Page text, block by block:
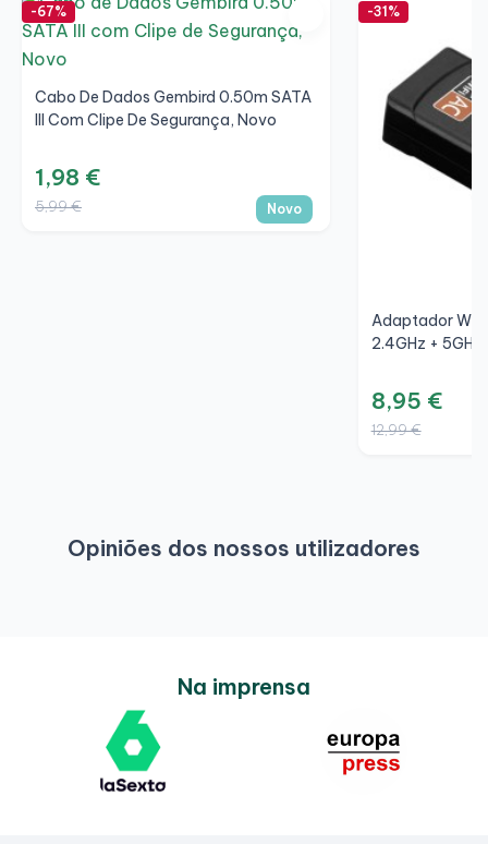
-67%
Cabo De Dados Gembird 0.50m SATA
III Com Clipe De Segurança, Novo
1,98 €
5,99 € Novo
-31%
Adaptador Wi-
2.4GHz + 5GHz
8,95 €
12,99 €
Opiniões dos nossos utilizadores
Na imprensa